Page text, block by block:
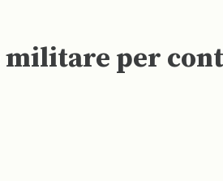
militare per